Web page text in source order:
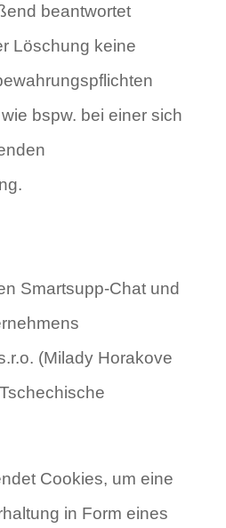
beantwortet
Löschung keine
bspw. bei einer sich
Smartsupp-Chat und
(Milady Horakove
Cookies, um eine
in Form eines